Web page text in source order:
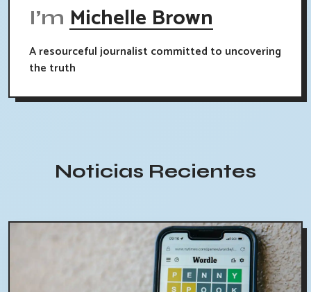
I’m Michelle Brown
A resourceful journalist committed to uncovering
the truth
Noticias Recientes